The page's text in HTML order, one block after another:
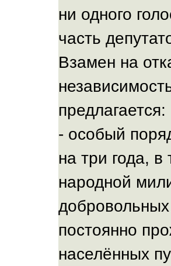
ни одного
часть
Взамен на
предлагается:
- особый
на три года,
народной
постоянно
населённых